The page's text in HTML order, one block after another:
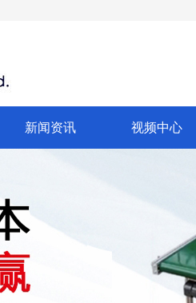
新闻资讯 视频中心